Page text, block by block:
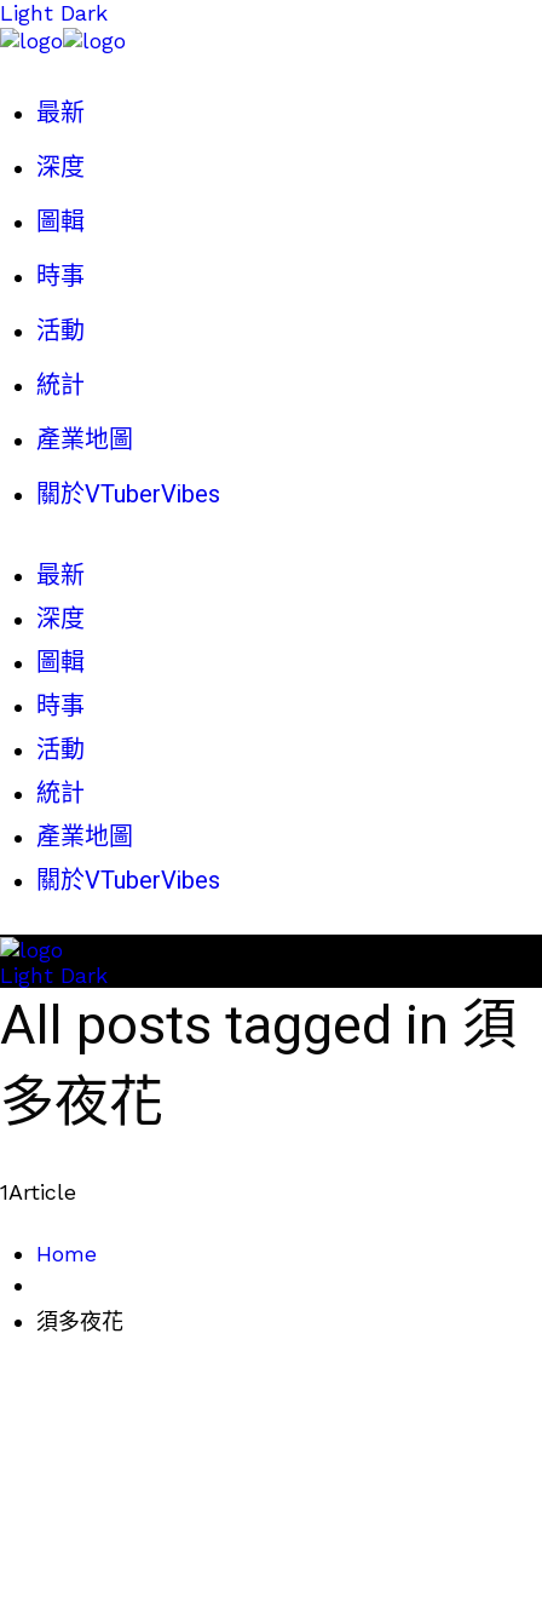
Light Dark
最新
深度
圖輯
時事
活動
統計
產業地圖
關於VTuberVibes
最新
深度
圖輯
時事
活動
統計
產業地圖
關於VTuberVibes
Light Dark
All posts tagged in 須
多夜花
1Article
Home
須多夜花